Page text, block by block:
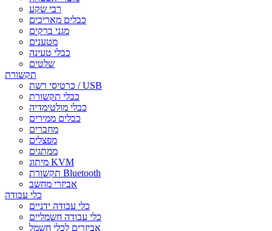
רבי שקע
כבלים מאריכים
מגני ברקים
מטענים
כבלי טעינה
שלטים
תקשורת
כרטיסי רשת / USB
כבלי תקשורת
כבלי מולטימדיה
כבלים ממירים
מחברים
מפצלים
ממתגים
מיתוג KVM
תקשורת Bluetooth
אביזרי מחשב
כלי עבודה
כלי עבודה ידניים
כלי עבודה חשמליים
אביזרים לכלי חשמל